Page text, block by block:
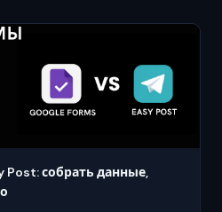
собрать данные,